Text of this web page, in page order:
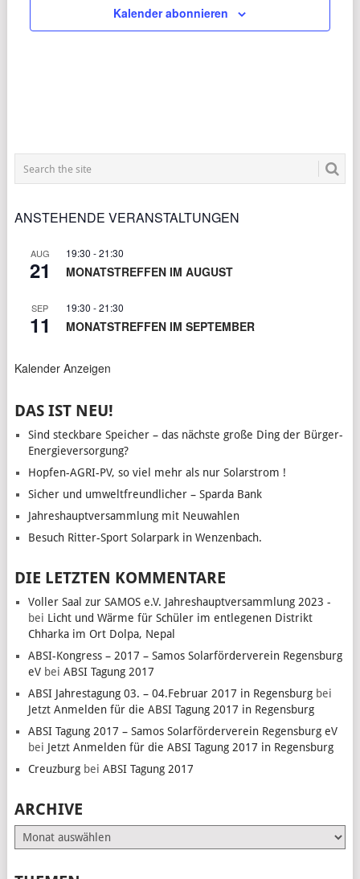
Kalender abonnieren
ANSTEHENDE VERANSTALTUNGEN
AUG
21
19:30 -21:30
MONATSTREFFEN IM AUGUST
SEP
11
19:30 -21:30
MONATSTREFFEN IM SEPTEMBER
Kalender Anzeigen
DAS IST NEU!
Sind steckbare Speicher – das nächste große Ding der Bürger-
Energieversorgung?
Hopfen-AGRI-PV, so viel mehr als nur Solarstrom !
Sicher und umweltfreundlicher – Sparda Bank
Jahreshauptversammlung mit Neuwahlen
Besuch Ritter-Sport Solarpark in Wenzenbach.
DIE LETZTEN KOMMENTARE
Voller Saal zur SAMOS e.V. Jahreshauptversammlung 2023 -
bei Licht und Wärme für Schüler im entlegenen Distrikt
Chharka im Ort Dolpa, Nepal
ABSI-Kongress – 2017 – Samos Solarförderverein Regensburg
eVbei ABSI Tagung 2017
ABSI Jahrestagung 03. – 04.Februar 2017 in Regensburgbei
Jetzt Anmelden für die ABSI Tagung 2017 in Regensburg
ABSI Tagung 2017 – Samos Solarförderverein Regensburg eV
bei Jetzt Anmelden für die ABSI Tagung 2017 in Regensburg
Creuzburgbei ABSI Tagung 2017
ARCHIVE
Archive